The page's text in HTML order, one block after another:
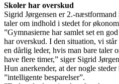
Skoler har overskud
Sigrid Jørgensen er 2.-
taler om indhold i stedet for
”Gymnasierne har samlet set en
har overskud. I den situation, vi
en dårlig leder, hvis man bare taler
have flere timer,” siger Sigrid
Hun anerkender, at der nogle
”intelligente besparelser”.